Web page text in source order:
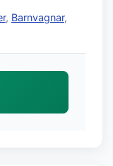
, Barnvagnar,